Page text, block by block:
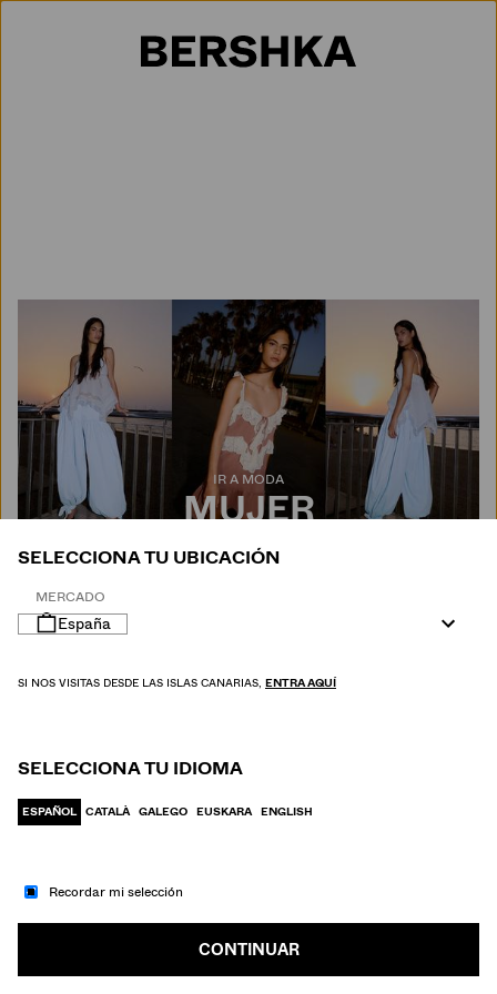
Selección de país
IR A MODA
MUJER
HOMBRE
SELECCIONA TU UBICACIÓN
MERCADO
España
SI NOS VISITAS DESDE LAS ISLAS CANARIAS, ENTRA AQUÍ
SELECCIONA TU IDIOMA
ESPAÑOL CATALÀ GALEGO EUSKARA ENGLISH
Recordar mi selección
CONTINUAR